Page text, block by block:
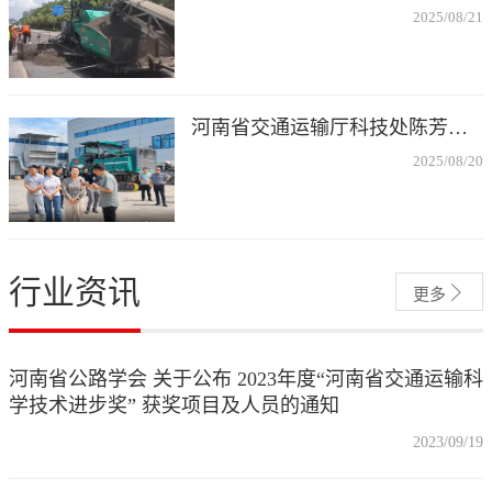
2025/08/21
河南省交通运输厅科技处陈芳处长带队莅临许昌，调研德通路面再生列车研发和应用成果，厅建设技术中心、省交通投资集团许昌分公司、许昌绕城高速公路公司等主要负责同志陪同调研。
2025/08/20
行业资讯 更多 
河南省公路学会 关于公布 2023年度“河南省交通运输科
学技术进步奖” 获奖项目及人员的通知
2023/09/19